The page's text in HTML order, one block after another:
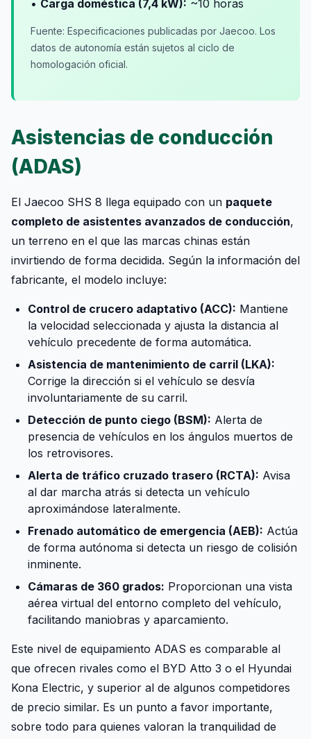
• Carga doméstica (7,4 kW): ~10 horas
Fuente: Especificaciones publicadas por Jaecoo. Los
datos de autonomía están sujetos al ciclo de
homologación oficial.
Asistencias de conducción
(ADAS)
El Jaecoo SHS 8 llega equipado con un paquete
completo de asistentes avanzados de conducción,
un terreno en el que las marcas chinas están
invirtiendo de forma decidida. Según la información del
fabricante, el modelo incluye:
Control de crucero adaptativo (ACC): Mantiene
la velocidad seleccionada y ajusta la distancia al
vehículo precedente de forma automática.
Asistencia de mantenimiento de carril (LKA):
Corrige la dirección si el vehículo se desvía
involuntariamente de su carril.
Detección de punto ciego (BSM): Alerta de
presencia de vehículos en los ángulos muertos de
los retrovisores.
Alerta de tráfico cruzado trasero (RCTA): Avisa
al dar marcha atrás si detecta un vehículo
aproximándose lateralmente.
Frenado automático de emergencia (AEB): Actúa
de forma autónoma si detecta un riesgo de colisión
inminente.
Cámaras de 360 grados: Proporcionan una vista
aérea virtual del entorno completo del vehículo,
facilitando maniobras y aparcamiento.
Este nivel de equipamiento ADAS es comparable al
que ofrecen rivales como el BYD Atto 3 o el Hyundai
Kona Electric, y superior al de algunos competidores
de precio similar. Es un punto a favor importante,
sobre todo para quienes valoran la tranquilidad de